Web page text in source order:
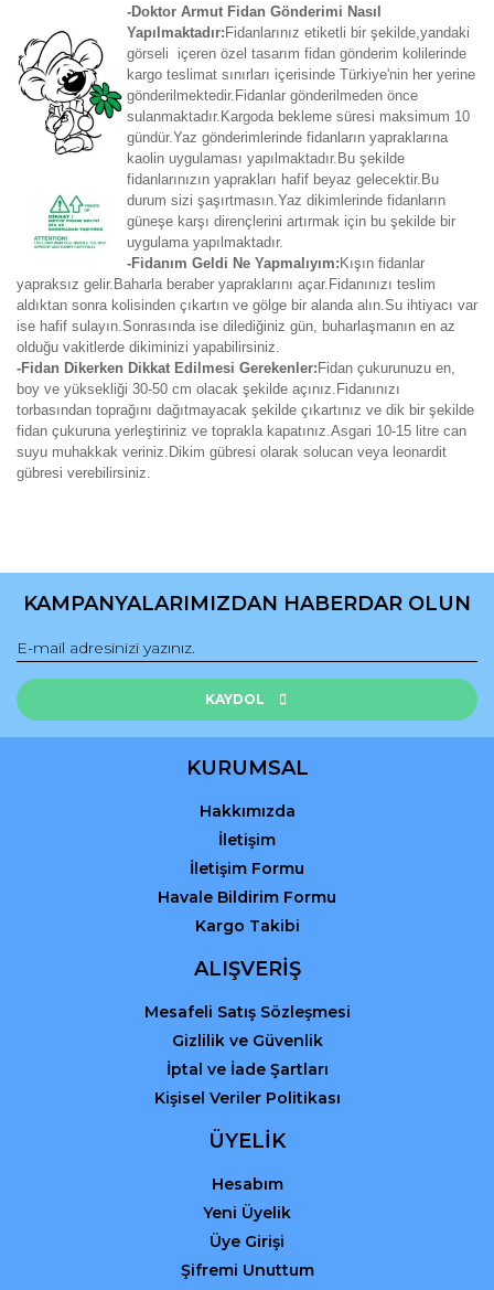
-Doktor Armut Fidan Gönderimi Nasıl
Yapılmaktadır: Fidanlarınız etiketli bir şekilde,yandaki
görseli içeren özel tasarım fidan gönderim kolilerinde
kargo teslimat sınırları içerisinde Türkiye'nin her yerine
gönderilmektedir.Fidanlar gönderilmeden önce
sulanmaktadır.Kargoda bekleme süresi maksimum 10
gündür.Yaz gönderimlerinde fidanların yapraklarına
kaolin uygulaması yapılmaktadır.Bu şekilde
fidanlarınızın yaprakları hafif beyaz gelecektir.Bu
durum sizi şaşırtmasın.Yaz dikimlerinde fidanların
güneşe karşı dirençlerini artırmak için bu şekilde bir
uygulama yapılmaktadır.
-Fidanım Geldi Ne Yapmalıyım: Kışın fidanlar
yapraksız gelir.Baharla beraber yapraklarını açar.Fidanınızı teslim
aldıktan sonra kolisinden çıkartın ve gölge bir alanda alın.Su ihtiyacı var
ise hafif sulayın.Sonrasında ise dilediğiniz gün, buharlaşmanın en az
olduğu vakitlerde dikiminizi yapabilirsiniz.
-Fidan Dikerken Dikkat Edilmesi Gerekenler: Fidan çukurunuzu en,
boy ve yüksekliği 30-50 cm olacak şekilde açınız.Fidanınızı
torbasından toprağını dağıtmayacak şekilde çıkartınız ve dik bir şekilde
fidan çukuruna yerleştiriniz ve toprakla kapatınız.Asgari 10-15 litre can
suyu muhakkak veriniz.Dikim gübresi olarak solucan veya leonardit
gübresi verebilirsiniz.
konularda yetersiz gördüğünüz noktaları öneri formunu
Görüş ve önerileriniz için teşekkür ederiz.
Ürün resmi kalitesiz, bozuk veya görüntülenemiyor.
Ürün açıklamasında eksik bilgiler bulunuyor.
Ürün fiyatı diğer sitelerden daha pahalı.
Gönder
KAMPANYALARIMIZDAN HABERDAR OLUN
KAYDOL
KURUMSAL
Hakkımızda
İletişim
İletişim Formu
Havale Bildirim Formu
Kargo Takibi
ALIŞVERİŞ
Mesafeli Satış Sözleşmesi
Gizlilik ve Güvenlik
İptal ve İade Şartları
Kişisel Veriler Politikası
ÜYELİK
Hesabım
Yeni Üyelik
Üye Girişi
Şifremi Unuttum